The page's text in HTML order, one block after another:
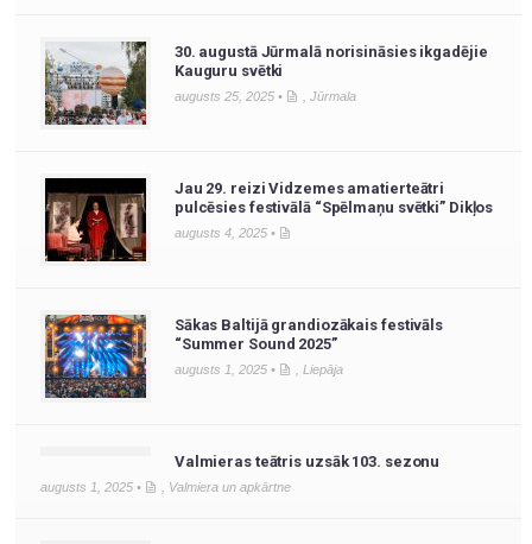
30. augustā Jūrmalā norisināsies ikgadējie
Kauguru svētki
augusts 25, 2025 • Jūrmala
Jau 29. reizi Vidzemes amatierteātri
pulcēsies festivālā “Spēlmaņu svētki” Dikļos
augusts 4, 2025 •
Sākas Baltijā grandiozākais festivāls
“Summer Sound 2025”
augusts 1, 2025 • Liepāja
Valmieras teātris uzsāk 103. sezonu
augusts 1, 2025 • Valmiera un apkārtne